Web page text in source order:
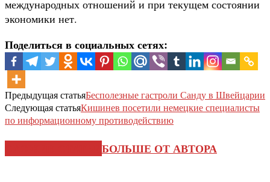
международных отношений и при текущем состоянии
экономики нет.
Поделиться в социальных сетях:
Предыдущая статьяБесполезные гастроли Санду в Швейцарии
Следующая статьяКишинев посетили немецкие специалисты
по информационному противодействию
БОЛЬШЕ ОТ АВТОРА